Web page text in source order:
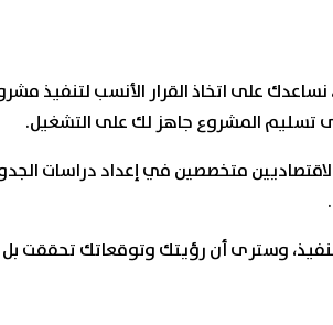
على اتخاذ القرار الأنسب لتنفيذ
تسليم المشروع جاهز لك على التشغيل.
متخصصين في إعداد دراسات
وسترى أن رؤيتك وتوقعاتك تحققت بل